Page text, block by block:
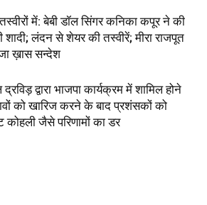
में: बेबी डॉल सिंगर कनिका कपूर ने की
शादी; लंदन से शेयर की तस्वीरें; मीरा राजपूत
ख़ास सन्देश
द्रविड़ द्वारा भाजपा कार्यक्रम में शामिल होने
को खारिज करने के बाद प्रशंसकों को
कोहली जैसे परिणामों का डर